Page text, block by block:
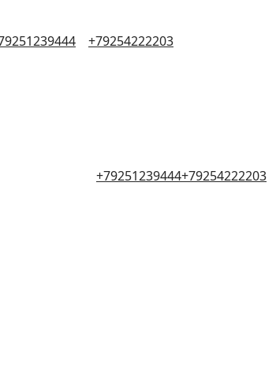
+79254222203
+79251239444+79254222203